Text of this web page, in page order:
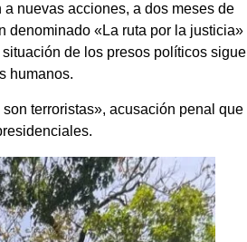
nuevas acciones, a dos meses de
denominado «La ruta por la justicia»
de los presos políticos sigue
humanos.
terroristas», acusación penal que